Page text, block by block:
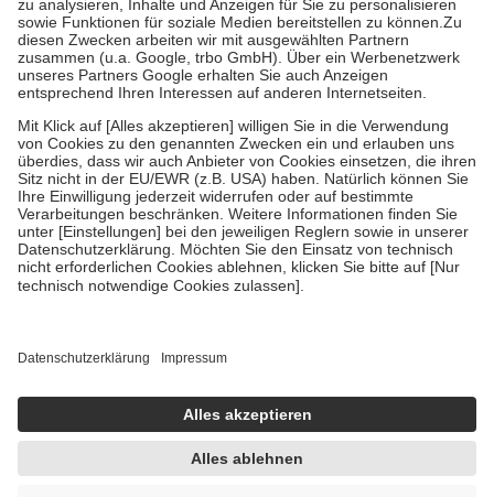
Bei Heilmitteln und häuslicher Krankenpflege beträgt die
Zuzahlung zehn Prozent der Kosten sowie zehn Euro je
Verordnung.
Um das Engagement der Versicherten für ihre eigene Gesundheit zu
stärken und die besondere Stellung der Familie zu unterstützen,
fallenkeine Zuzahlungenan bei:
• Kindern und Jugendlichen bis zum vollendeten 18. Lebensjahr
mit Ausnahme der Fahrkosten
• Untersuchungen zur Vorsorge und Früherkennung, die von der
GKV getragen werden
• empfohlenen Schutzimpfungen
• Harn- und Blutteststreifen
getroffen, um sicherzustellen, dass es sich um echte Bewertungen
https://help.etrusted.com/hc/de/articles/4419944605341
Einige Bilder und Inhalte wurden unter Zuhilfenahme künstlicher